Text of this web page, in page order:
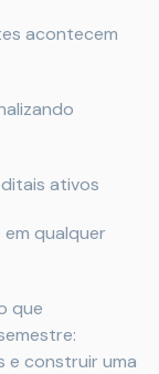
acontecem
ativos
qualquer
que
e construir uma